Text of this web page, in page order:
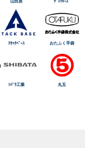
ｱﾀｯｸﾍﾞｰｽ おたふく手袋
ｼﾊﾞﾗ工業 丸五